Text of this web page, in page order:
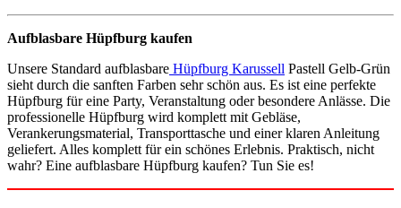
Aufblasbare Hüpfburg kaufen
Unsere Standard aufblasbare Hüpfburg Karussell Pastell Gelb-Grün
sieht durch die sanften Farben sehr schön aus. Es ist eine perfekte
Hüpfburg für eine Party, Veranstaltung oder besondere Anlässe. Die
professionelle Hüpfburg wird komplett mit Gebläse,
Verankerungsmaterial, Transporttasche und einer klaren Anleitung
geliefert. Alles komplett für ein schönes Erlebnis. Praktisch, nicht
wahr? Eine aufblasbare Hüpfburg kaufen? Tun Sie es!